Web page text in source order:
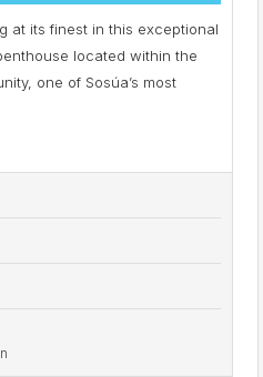
at its finest in this exceptional
located within the
one of Sosúa’s most